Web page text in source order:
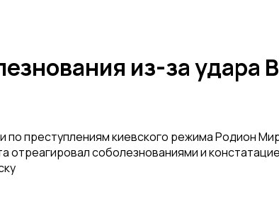
из-за удара
преступлениям киевского режима Родион
соболезнованиями и